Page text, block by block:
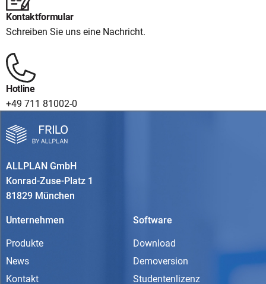
Kontaktformular
Schreiben Sie uns eine Nachricht.
Hotline
+49 711 81002-0
ALLPLAN GmbH
Konrad-Zuse-Platz 1
81829 München
Unternehmen
Produkte
News
Kontakt
Software
Download
Demoversion
Studentenlizenz